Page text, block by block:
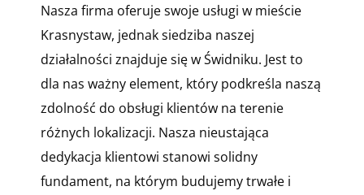
Nasza firma oferuje swoje usługi w mieście
Krasnystaw, jednak siedziba naszej
działalności znajduje się w Świdniku. Jest to
dla nas ważny element, który podkreśla naszą
zdolność do obsługi klientów na terenie
różnych lokalizacji. Nasza nieustająca
dedykacja klientowi stanowi solidny
fundament, na którym budujemy trwałe i